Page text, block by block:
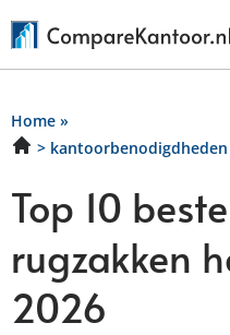
Home »
kantoorbenodigdheden
Top 10
rugzakken
2026